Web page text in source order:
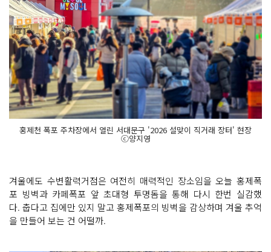
홍제천 폭포 주차장에서 열린 서대문구 '2026 설맞이 직거래 장터' 현장
ⓒ양지영
겨울에도 수변활력거점은 여전히 매력적인 장소임을 오늘 홍제폭
포 빙벽과 카페폭포 앞 초대형 투명돔을 통해 다시 한번 실감했
다. 춥다고 집에만 있지 말고 홍제폭포의 빙벽을 감상하며 겨울 추억
을 만들어 보는 건 어떨까.